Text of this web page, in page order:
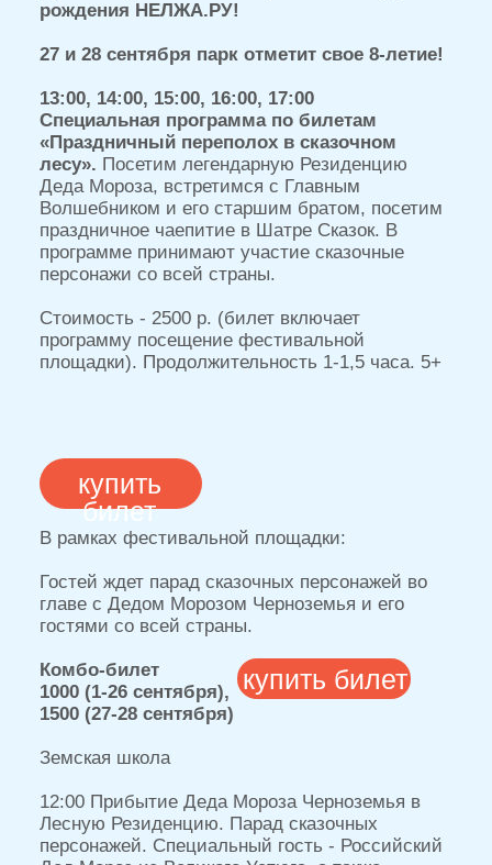
Комбо-билет
1500 (27-28 сентября)
12:00 Прибытие Деда Мороза Черноземья в
Лесную Резиденцию. Парад сказочных
персонажей. Специальный гость - Российский
Дед Мороз из Великого Устюга, а также
известные сказочные персонажи со всей
страны: Российская Снегурочка (Кострома),
Кикимора Вятская (Киров), Урал Мороз
(Екатеринбург), Вишневый Дед Мороз и
Тамбовский Волк (Тамбовская область),
Девица Метелица (г. Вятские Поляны,
Кировская область), Луми Тайкури и Айнова
(Тверская Карелия), Сурские волшебники -
(Удмуртия), Леший (Удмуртия), Баба Яга,
Ворона Марина, Пугало Капитон, Волк Сергей,
Кощей Бессмертный, Емеля и др.
Мороза 2026 вместе с Амбассадорами парка.
Праздничный концерт от Дмитрия Штанина,
шоу-группы «Маня&Ваня», вокальной студии
«Крылья», show-группы «Континент», школы
Ведущие концерта - Клёпа из АБВГДейки и
12:00-18:00 Творческая площадка для детей 7+
12:00-18:00 Специальный гость -
Энциклопедия Дедов Морозов
14:00, 15:00, 16:00, 17:00 Волшебный аквагрим
19:00 Парад Сказочных персонажей во Главе с
Дедом Морозом Черноземья и Российским
Дедом Морозом из Великого Устюга. 5+
19:20 Большой концерт от сказочных героев,
программ, которые очень полюбились нашими
гостями и зрителями. Каждый из сказочных
героев исполнит свою песню. Зажигательное
шоу от Jet-Set в атмосфере сказки.